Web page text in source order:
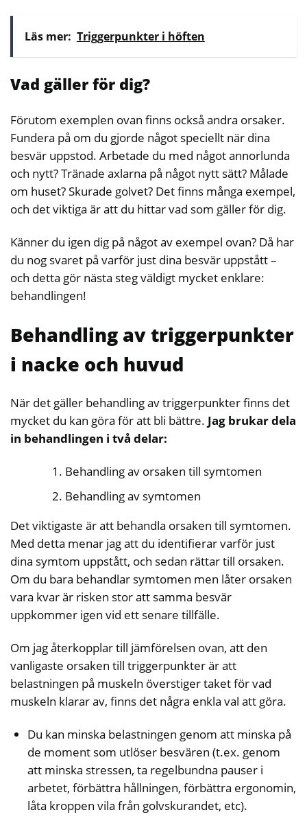
Läs mer: Triggerpunkter i höften
Vad gäller för dig?
Förutom exemplen ovan finns också andra orsaker.
Fundera på om du gjorde något speciellt när dina
besvär uppstod. Arbetade du med något annorlunda
och nytt? Tränade axlarna på något nytt sätt? Målade
om huset? Skurade golvet? Det finns många exempel,
och det viktiga är att du hittar vad som gäller för dig.
Känner du igen dig på något av exempel ovan? Då har
du nog svaret på varför just dina besvär uppstått –
och detta gör nästa steg väldigt mycket enklare:
behandlingen!
Behandling av triggerpunkter
i nacke och huvud
När det gäller behandling av triggerpunkter finns det
mycket du kan göra för att bli bättre. Jag brukar dela
in behandlingen i två delar:
Behandling av orsaken till symtomen
Behandling av symtomen
Det viktigaste är att behandla orsaken till symtomen.
Med detta menar jag att du identifierar varför just
dina symtom uppstått, och sedan rättar till orsaken.
Om du bara behandlar symtomen men låter orsaken
vara kvar är risken stor att samma besvär
uppkommer igen vid ett senare tillfälle.
Om jag återkopplar till jämförelsen ovan, att den
vanligaste orsaken till triggerpunkter är att
belastningen på muskeln överstiger taket för vad
muskeln klarar av, finns det några enkla val att göra.
Du kan minska belastningen genom att minska på
de moment som utlöser besvären (t.ex. genom
att minska stressen, ta regelbundna pauser i
arbetet, förbättra hållningen, förbättra ergonomin,
låta kroppen vila från golvskurandet, etc).